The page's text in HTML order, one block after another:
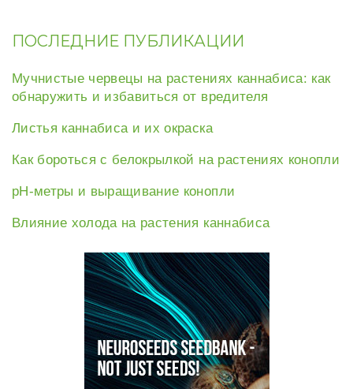
ПОСЛЕДНИЕ ПУБЛИКАЦИИ
Мучнистые червецы на растениях каннабиса: как
обнаружить и избавиться от вредителя
Листья каннабиса и их окраска
Как бороться с белокрылкой на растениях конопли
рН-метры и выращивание конопли
Влияние холода на растения каннабиса